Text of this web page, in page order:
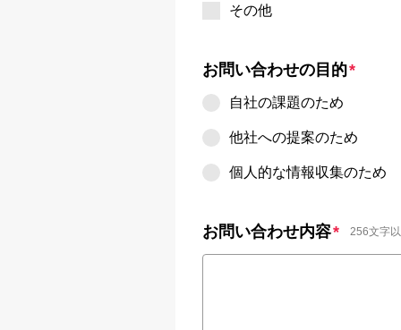
その他
お問い合わせの目的*
自社の課題のため
他社への提案のため
個人的な情報収集のため
お問い合わせ内容* 256文字